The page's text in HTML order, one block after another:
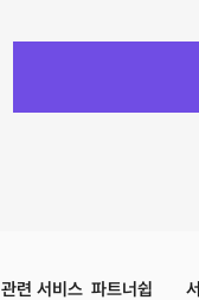
관련 서비스 파트너쉽